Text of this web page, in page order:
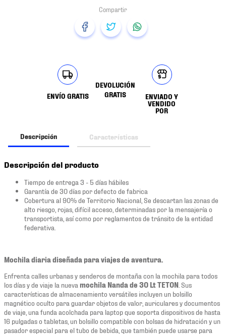
ENVÍO GRATIS
DEVOLUCIÓN
GRATIS
ENVIADO Y
VENDIDO
POR
Descripción Características
Descripción del producto
Tiempo de entrega 3 - 5 días hábiles
Garantía de 30 días por defecto de fabrica
Cobertura al 90% de Territorio Nacional, Se descartan las zonas de
alto riesgo, rojas, difícil acceso, determinadas por la mensajería o
transportista, así como por reglamentos de tránsito de la entidad
federativa.
Mochila diaria diseñada para viajes de aventura.
Enfrenta calles urbanas y senderos de montaña con la mochila para todos
los días y de viaje la nueva mochila Nanda de 30 Lt TETON . Sus
características de almacenamiento versátiles incluyen un bolsillo
magnético oculto para guardar objetos de valor, auriculares y documentos
de viaje, una funda acolchada para laptop que soporta dispositivos de hasta
16 pulgadas o tabletas, un bolsillo compatible con bolsas de hidratación y un
pasador especial para el tubo de bebida, que también puede usarse para